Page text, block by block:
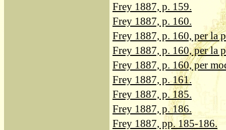
Frey 1887, p. 159.
Frey 1887, p. 160.
Frey 1887, p. 160, per la
Frey 1887, p. 160, per la
Frey 1887, p. 160, per
Frey 1887, p. 161.
Frey 1887, p. 185.
Frey 1887, p. 186.
Frey 1887, pp. 185-186.